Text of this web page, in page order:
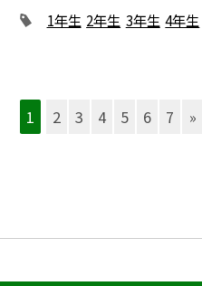
1年生 2年生 3年生 4年生
1 2 3 4 5 6 7 »